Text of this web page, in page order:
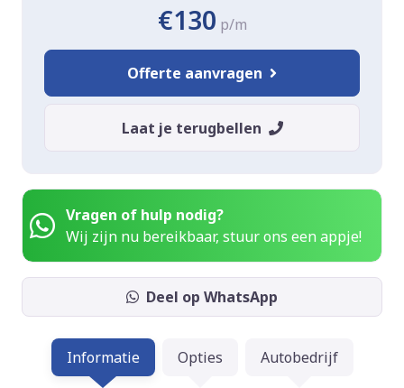
€130 p/m
Offerte aanvragen
Laat je terugbellen
Vragen of hulp nodig?
Wij zijn nu bereikbaar, stuur ons een appje!
Deel op WhatsApp
Informatie Opties Autobedrijf